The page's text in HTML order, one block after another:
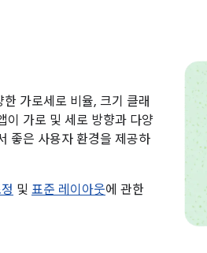
가로세로 비율, 크기 클래
이 가로 및 세로 방향과 다양
좋은 사용자 환경을 제공하
및 표준 레이아웃에 관한